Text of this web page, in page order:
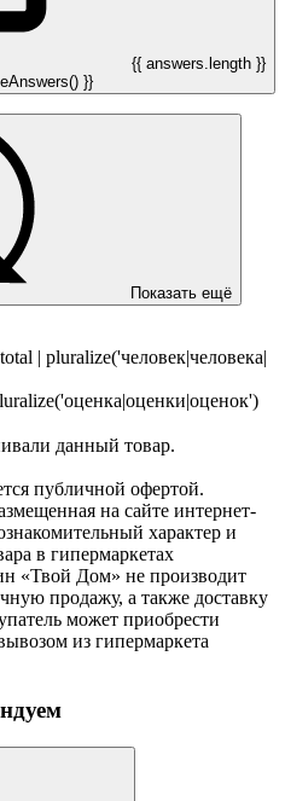
{{ answers.length }}
}}
Показать ещё
| pluralize('человек|человека|
данный товар.
публичной офертой.
на сайте интернет-
характер и
в гипермаркетах
«Твой Дом» не производит
продажу, а также доставку
может приобрести
из гипермаркета